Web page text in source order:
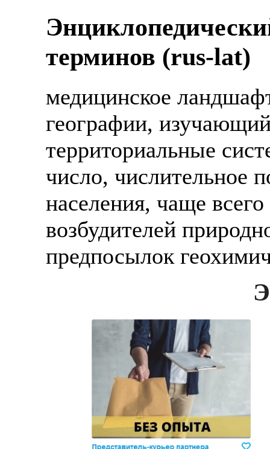
терминов (rus-lat)
медицинское
географии,
территориальные
число, числительное
населения, чаще
возбудителей
предпосылок